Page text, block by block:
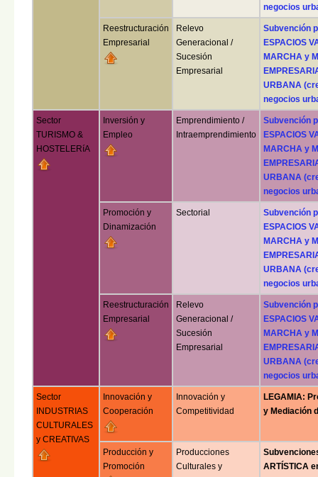
negocios
Reestructuración
Empresarial
Relevo
Generacional /
Sucesión
Empresarial
Subvención
ESPACIOS
MARCHA y
URBANA
negocios
Sector
TURISMO &
HOSTELERíA
Inversión y
Empleo
Emprendimiento /
Intraemprendimiento
Subvención
ESPACIOS
MARCHA y
URBANA
negocios
Promoción y
Dinamización
Sectorial
Subvención
ESPACIOS
MARCHA y
URBANA
negocios
Reestructuración
Empresarial
Relevo
Generacional /
Sucesión
Empresarial
Subvención
ESPACIOS
MARCHA y
URBANA
negocios
Sector
INDUSTRIAS
CULTURALES
y CREATIVAS
Innovación y
Cooperación
Innovación y
Competitividad
LEGAMIA:
y Mediación
Producción y
Promoción
Producciones
Culturales y
ARTÍSTICA